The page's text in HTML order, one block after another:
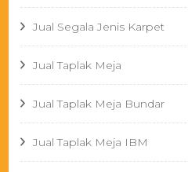
Jual Segala Jenis Karpet
Jual Taplak Meja
Jual Taplak Meja Bundar
Jual Taplak Meja IBM